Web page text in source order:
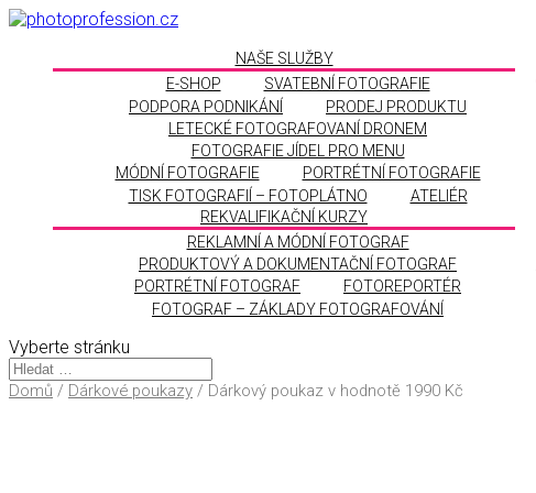
NAŠE SLUŽBY
E-SHOP
SVATEBNÍ FOTOGRAFIE
PODPORA PODNIKÁNÍ
PRODEJ PRODUKTU
LETECKÉ FOTOGRAFOVANÍ DRONEM
FOTOGRAFIE JÍDEL PRO MENU
MÓDNÍ FOTOGRAFIE
PORTRÉTNÍ FOTOGRAFIE
TISK FOTOGRAFIÍ – FOTOPLÁTNO
ATELIÉR
REKVALIFIKAČNÍ KURZY
REKLAMNÍ A MÓDNÍ FOTOGRAF
PRODUKTOVÝ A DOKUMENTAČNÍ FOTOGRAF
PORTRÉTNÍ FOTOGRAF
FOTOREPORTÉR
FOTOGRAF – ZÁKLADY FOTOGRAFOVÁNÍ
Vyberte stránku
Domů / Dárkové poukazy / Dárkový poukaz v hodnotě 1990 Kč